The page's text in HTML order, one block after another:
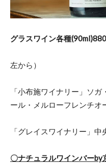
グラスワイン各種
左から）
「小布施ワイナリー」ソ
ール・メルローフレンチオ
「グレイスワイナリー」
〇ナチュラルワインバーby